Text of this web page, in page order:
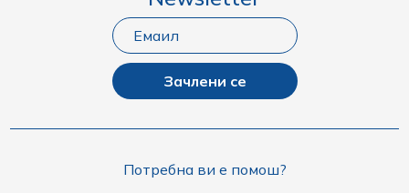
Зачлени се
Потребна ви е помош?